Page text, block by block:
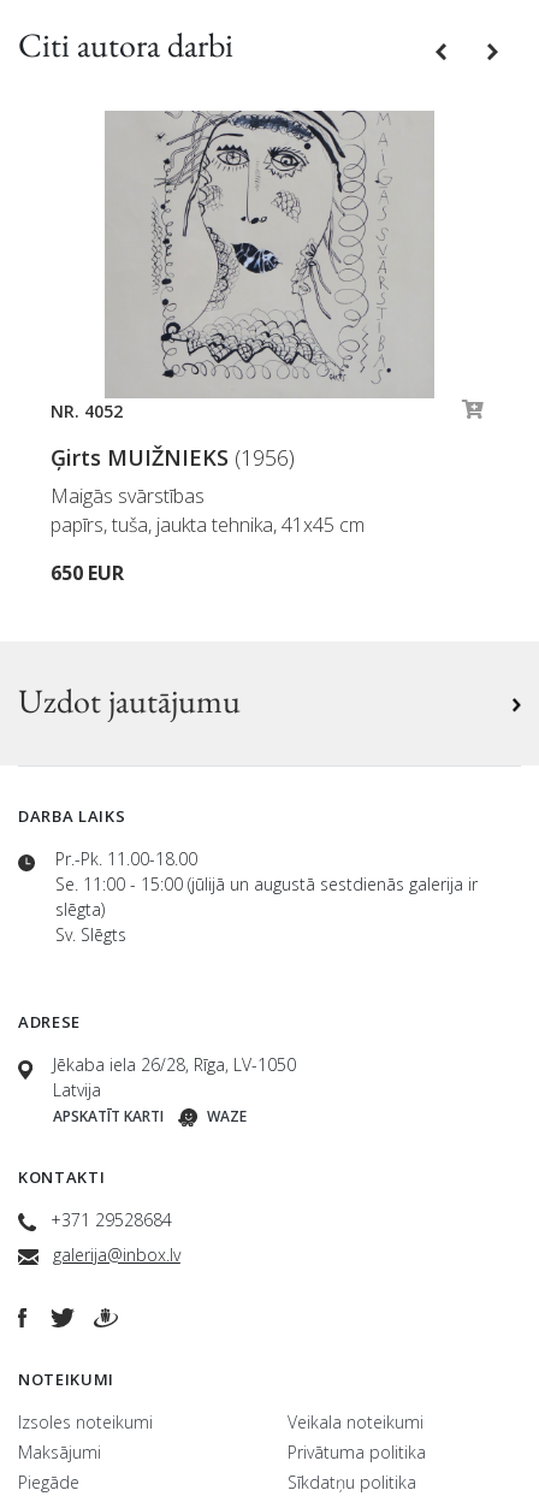
Citi autora darbi PreviousNext
NR. 4052
Ģirts MUIŽNIEKS (1956)
Maigās svārstības
papīrs, tuša, jaukta tehnika, 41x45 cm
650 EUR
Uzdot jautājumu
DARBA LAIKS
Pr.-Pk. 11.00-18.00
Se. 11:00 - 15:00 (jūlijā un augustā sestdienās galerija ir
slēgta)
Sv. Slēgts
ADRESE
Jēkaba iela 26/28, Rīga, LV-1050
Latvija
APSKATĪT KARTI WAZE
KONTAKTI
+371 29528684
galerija@inbox.lv
NOTEIKUMI
Izsoles noteikumi
Maksājumi
Piegāde
Veikala noteikumi
Privātuma politika
Sīkdatņu politika